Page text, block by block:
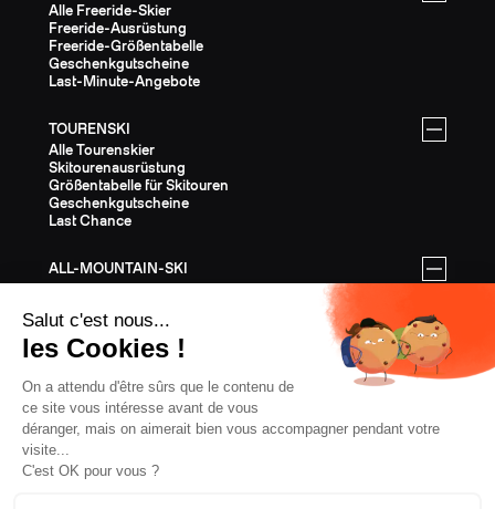
Alle Freeride-Skier
Freeride-Ausrüstung
Freeride-Größentabelle
Geschenkgutscheine
Last-Minute-Angebote
TOURENSKI
Alle Tourenskier
Skitourenausrüstung
Größentabelle für Skitouren
Geschenkgutscheine
Last Chance
ALL-MOUNTAIN-SKI
Alle All-Mountain-Ski
All-Mountain-Größentabelle
Geschenkgutscheine
Last Chance
AUSSTATTUNG
Die gesamte Ausrüstung
Helme
Bindungen
Stöcke